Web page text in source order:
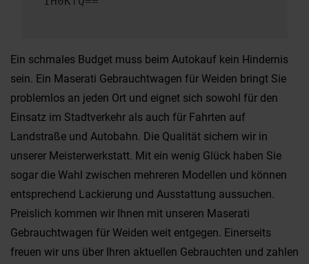
Ein schmales Budget muss beim Autokauf kein Hindernis
sein. Ein Maserati Gebrauchtwagen für Weiden bringt Sie
problemlos an jeden Ort und eignet sich sowohl für den
Einsatz im Stadtverkehr als auch für Fahrten auf
Landstraße und Autobahn. Die Qualität sichern wir in
unserer Meisterwerkstatt. Mit ein wenig Glück haben Sie
sogar die Wahl zwischen mehreren Modellen und können
entsprechend Lackierung und Ausstattung aussuchen.
Preislich kommen wir Ihnen mit unseren Maserati
Gebrauchtwagen für Weiden weit entgegen. Einerseits
freuen wir uns über Ihren aktuellen Gebrauchten und zahlen